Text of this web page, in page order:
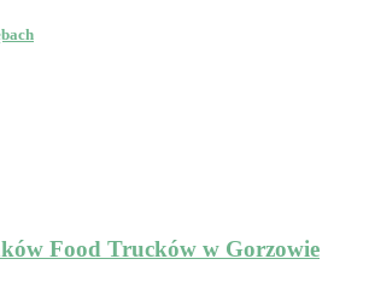
Food Trucków w Gorzowie